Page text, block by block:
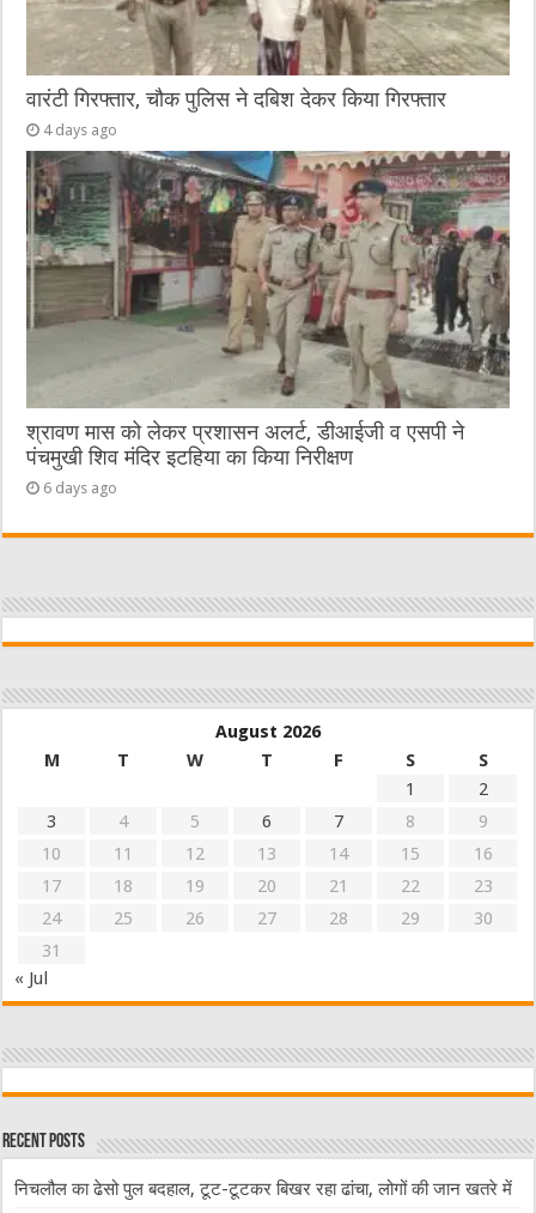
वारंटी गिरफ्तार, चौक पुलिस ने दबिश देकर किया गिरफ्तार
4 days ago
श्रावण मास को लेकर प्रशासन अलर्ट, डीआईजी व एसपी ने
पंचमुखी शिव मंदिर इटहिया का किया निरीक्षण
6 days ago
August 2026
M
T W T F S
S
1
2
3
4 5 6 7 8
9
10
11 12 13 14 15
16
17
18 19 20 21 22
23
24
25 26 27 28 29
30
31
« Jul
Recent Posts
निचलौल का ढेसो पुल बदहाल, टूट-टूटकर बिखर रहा ढांचा, लोगों की जान खतरे में